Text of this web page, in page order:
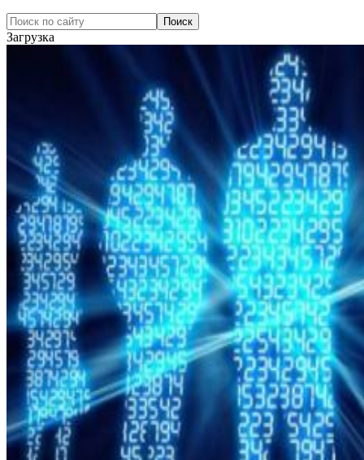
Загрузка